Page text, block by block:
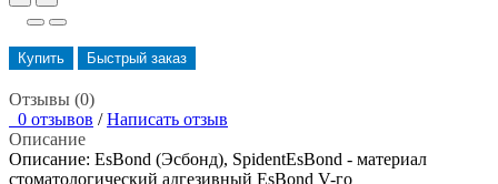
Купить Быстрый заказ
Отзывы (0)
0 отзывов / Написать отзыв
Описание
Описание: EsBond (Эсбонд), SpidentEsBond - материал
стоматологический адгезивный EsBond V-го